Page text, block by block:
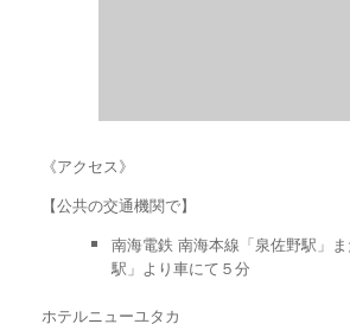
《アクセス》
【公共の交通機関で】
南海電鉄 南海本線「泉佐野駅」
駅」より車にて５分
ホテルニューユタカ